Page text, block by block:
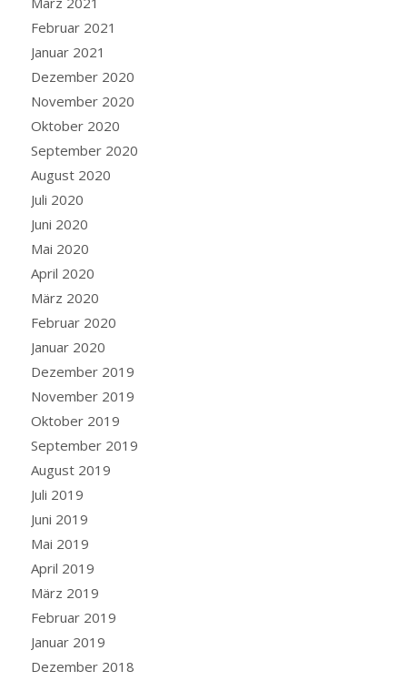
Februar 2021
Januar 2021
Dezember 2020
November 2020
Oktober 2020
September 2020
August 2020
Juli 2020
Juni 2020
Mai 2020
April 2020
März 2020
Februar 2020
Januar 2020
Dezember 2019
November 2019
Oktober 2019
September 2019
August 2019
Juli 2019
Juni 2019
Mai 2019
April 2019
März 2019
Februar 2019
Januar 2019
Dezember 2018